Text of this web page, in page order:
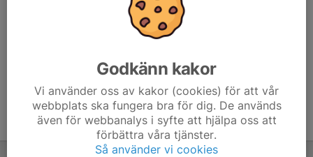
Godkänn kakor
Vi använder oss av kakor (cookies) för att vår
webbplats ska fungera bra för dig. De används
även för webbanalys i syfte att hjälpa oss att
förbättra våra tjänster.
Så använder vi cookies